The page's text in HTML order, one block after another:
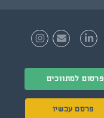
פרסום למתווכים
פרסם עכשיו